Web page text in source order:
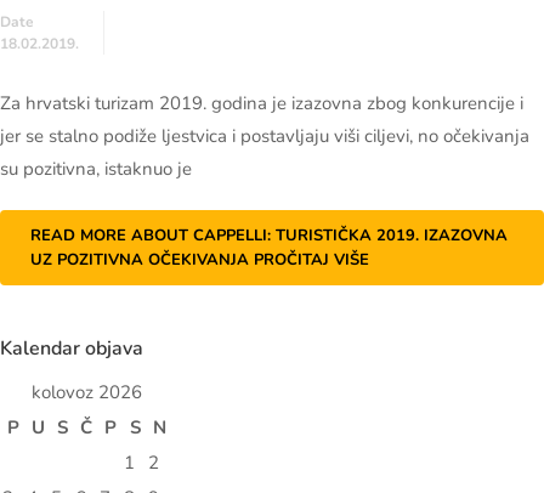
Date
18.02.2019.
Za hrvatski turizam 2019. godina je izazovna zbog konkurencije i
jer se stalno podiže ljestvica i postavljaju viši ciljevi, no očekivanja
su pozitivna, istaknuo je
READ MORE ABOUT CAPPELLI: TURISTIČKA 2019. IZAZOVNA
UZ POZITIVNA OČEKIVANJA PROČITAJ VIŠE
Kalendar objava
kolovoz 2026
P U S Č P S N
1
2